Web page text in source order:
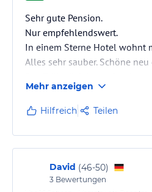
Sehr gute Pension.
Nur empfehlendswert.
In einem Sterne Hotel wohnt
Alles sehr sauber. Schöne
die Pensionswitsleute sind
Die Pwnsion liegt in einer
Alles in allem.Sehr gut.
Ich war nun schon 2 mal dort
wieder dort übernachten
Mehr anzeigen
Hilfreich Teilen
David (46-50)
3 Bewertungen